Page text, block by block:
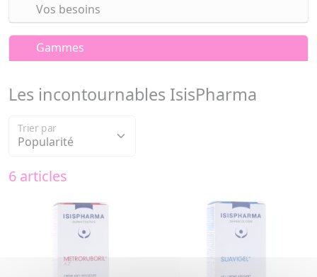
Vos besoins
Gammes
Les incontournables IsisPharma
Trier par
6 articles